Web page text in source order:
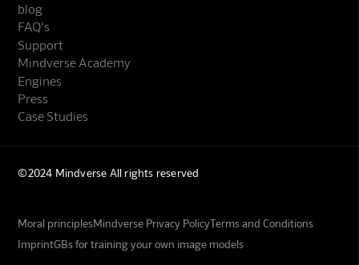
blog
FAQ's
Support
Mindverse Academy
Engines
Press
Case Studies
©2024 Mindverse All rights reserved
Moral principlesMindverse Privacy PolicyTerms and Conditions
ImprintGBs for training your own image models